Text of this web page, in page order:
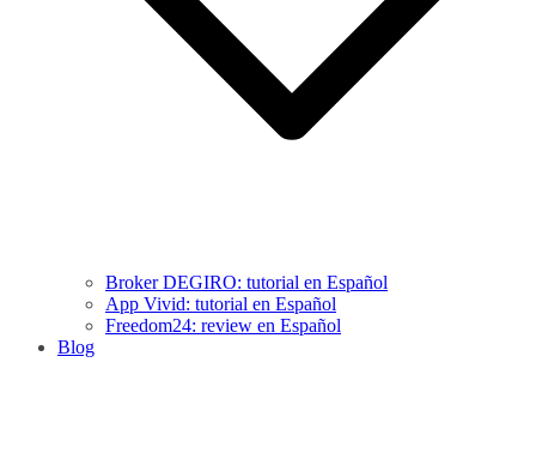
Broker DEGIRO: tutorial en Español
App Vivid: tutorial en Español
Freedom24: review en Español
Blog